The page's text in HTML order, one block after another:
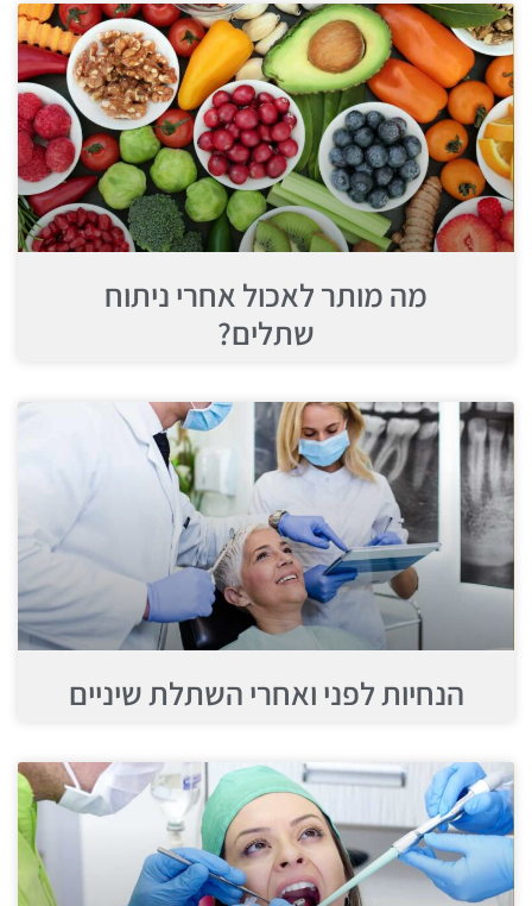
מה מותר לאכול אחרי ניתוח
שתלים?
הנחיות לפני ואחרי השתלת שיניים